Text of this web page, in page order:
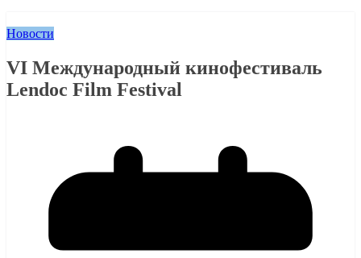
Новости
VI Международный кинофестиваль
Lendoc Film Festival